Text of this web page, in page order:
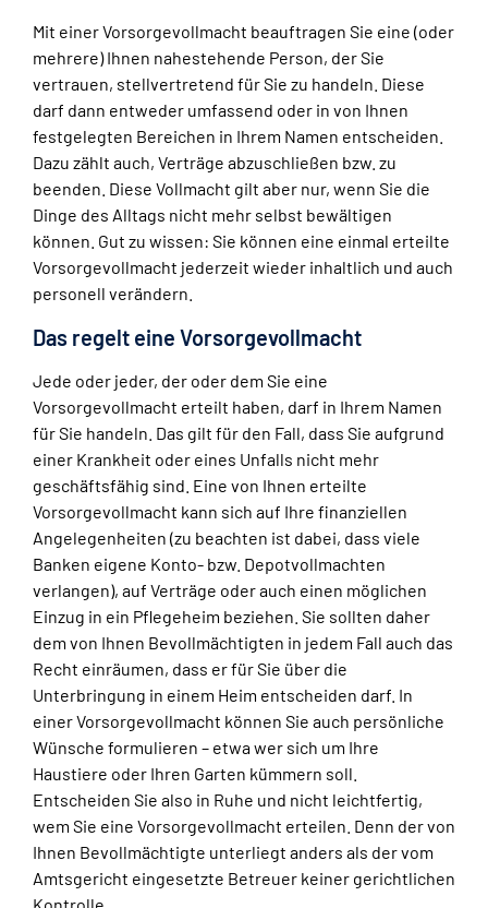
Mit einer Vorsorgevollmacht beauftragen Sie eine (oder
mehrere) Ihnen nahestehende Person, der Sie
vertrauen, stellvertretend für Sie zu handeln. Diese
darf dann entweder umfassend oder in von Ihnen
festgelegten Bereichen in Ihrem Namen entscheiden.
Dazu zählt auch, Verträge abzuschließen bzw. zu
beenden. Diese Vollmacht gilt aber nur, wenn Sie die
Dinge des Alltags nicht mehr selbst bewältigen
können. Gut zu wissen: Sie können eine einmal erteilte
Vorsorgevollmacht jederzeit wieder inhaltlich und auch
personell verändern.
Das regelt eine Vorsorgevollmacht
Jede oder jeder, der oder dem Sie eine
Vorsorgevollmacht erteilt haben, darf in Ihrem Namen
für Sie handeln. Das gilt für den Fall, dass Sie aufgrund
einer Krankheit oder eines Unfalls nicht mehr
geschäftsfähig sind. Eine von Ihnen erteilte
Vorsorgevollmacht kann sich auf Ihre finanziellen
Angelegenheiten (zu beachten ist dabei, dass viele
Banken eigene Konto- bzw. Depotvollmachten
verlangen), auf Verträge oder auch einen möglichen
Einzug in ein Pflegeheim beziehen. Sie sollten daher
dem von Ihnen Bevollmächtigten in jedem Fall auch das
Recht einräumen, dass er für Sie über die
Unterbringung in einem Heim entscheiden darf. In
einer Vorsorgevollmacht können Sie auch persönliche
Wünsche formulieren – etwa wer sich um Ihre
Haustiere oder Ihren Garten kümmern soll.
Entscheiden Sie also in Ruhe und nicht leichtfertig,
wem Sie eine Vorsorgevollmacht erteilen. Denn der von
Ihnen Bevollmächtigte unterliegt anders als der vom
Amtsgericht eingesetzte Betreuer keiner gerichtlichen